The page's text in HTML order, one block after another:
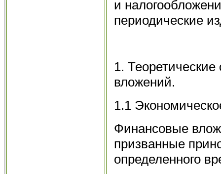
и
периодические
1.
вложений.
1.1
Финансовые
призванные
определенного